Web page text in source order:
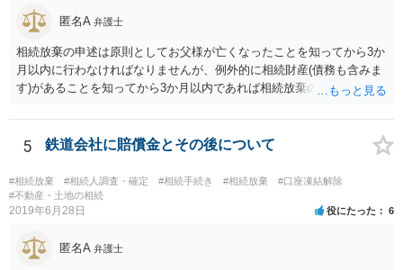
匿名A 弁護士
相続放棄の申述は原則としてお父様が亡くなったことを知ってから3か
月以内に行わなければなりませんが、例外的に相続財産(債務も含みま
す)があることを知ってから3か月以内であれば相続放棄の申述が認め
したら、早急に家裁に行って相続放棄の申述をしたい旨告げて必要な
書類を提出されることをおすすめいたします。 なお、お父様の債務が
他にもあるかもしれないというリスクを考えますと、相続放棄の申述
にあたっては、法テラスの無料相談等を利用して弁護士に相談するこ
とも十分考えられるかと存じます。また、ご記載いただいた事実関係
を拝見するかぎり、再婚相手のかたは既に相続放棄をされている可能
5 鉄道会社に賠償金とその後について
#相続放棄 #相続人調査・確定 #相続手続き #相続放棄
#口座凍結解除
#不動産・土地の相続
2019年6月28日 役にたった 6
匿名A 弁護士